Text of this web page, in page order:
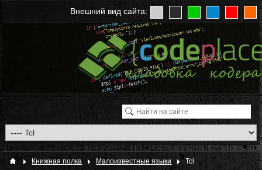
Внешний вид сайта:
Книжная полка Малоизвестные языки Tcl